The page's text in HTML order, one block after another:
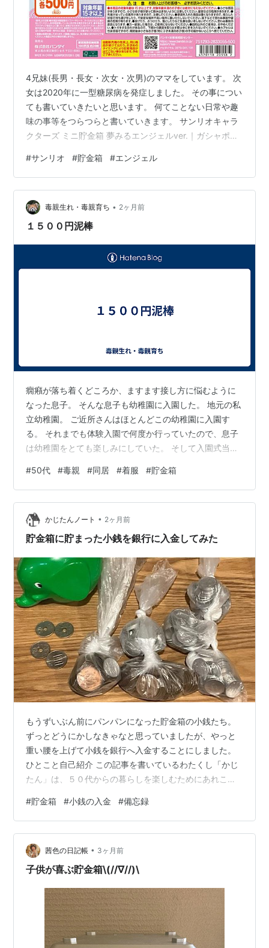
4兄妹(長男・長女・次女・次男)のママをしています。 次
女は2020年に一型糖尿病を発症しました。 その事につい
ても書いていきたいと思います。 何てことない日常や趣
味の事等をつらつらと書いていきます。 サンリオキャラ
クターズ ミニ貯金箱 夢みるエンジェルver.｜ガシャポン
夢みるエンジェルver. 90φビッグカプセルのサンリオキ
ャラクターズミニ貯金箱 第2弾が登場！高級感のあるツ
ヤツヤ仕上げで、置いて飾るだけでも映える可愛さです
♡ 発売時期 2026年6月 第4週 価格(税込) 500円 種類数
全3種 対象年齢 15才以上 ハローキテ…
#サンリオ #貯金箱 #エンジェル
毒親生れ・毒親育ち • 2ヶ月前
１５００円泥棒
癇癪が落ち着くどころか、ますます接し方に悩むように
なった息子。 そんな息子も幼稚園に入園した。 地元の私
立幼稚園。 ご近所さんはほとんどこの幼稚園に入園す
る。 それまでも体験入園で何度か行っていたので、息子
は幼稚園をとても楽しみにしていた。 そして入園式当
になっても園舎に入ろうとはせずに、滑り台に執着して
泣いてしまった。 入園式では泣いている子も多く、それ
ほど目立つわけでは無かったが、やはり気疲れをしてし
まった。 入園後も活発過ぎると言うか、落ち着きが無い
と言うか・・。 登園はバスを選んだ。 息子がバスに乗る
#50代 #毒親 #同居 #着服 #貯金箱
かじたんノート • 2ヶ月前
貯金箱に貯まった小銭を銀行に入金してみた
もうずいぶん前にパンパンになった貯金箱の小銭たち。
ずっとどうにかしなきゃなと思っていましたが、やっと
重い腰を上げて小銭を銀行へ入金することにしました。
ひとこと自己紹介 この記事を書いているわたくし「かじ
たん」は、５０代からの暮らしを楽しむためにあれこれ
んびりつぶやいています。 思っていても面倒くさくて行
動に移せなかった理由は、 ・どうやって換金するの？ ・
手数料っていくらかかるの？ ・何枚まで一度に換金でき
るの？ ・枚数数えるのも面倒くさい という、１つ１つは
難しい問題ではなくても、どうも不明確な部分が多かっ
#貯金箱 #小銭の入金 #備忘録
茜色の日記帳 • 3ヶ月前
子供が喜ぶ貯金箱\(//∇//)\